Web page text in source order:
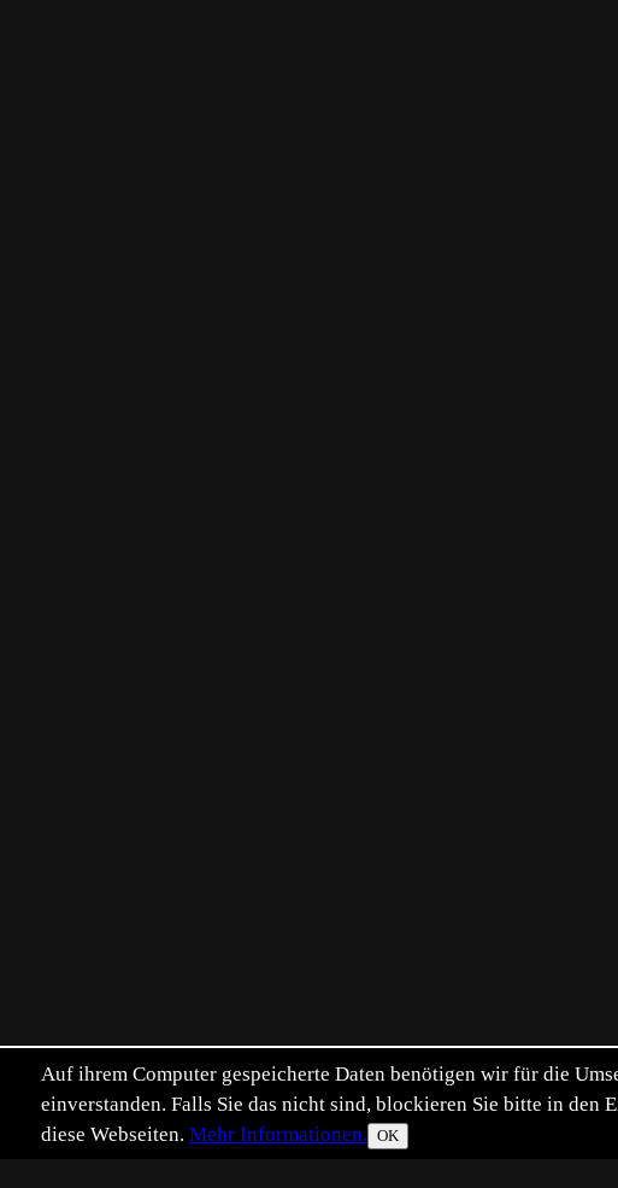
Auf ihrem Computer gespeicherte Daten benötigen wir für die
einverstanden. Falls Sie das nicht sind, blockieren Sie bitte in den
diese Webseiten. Mehr Informationen. OK